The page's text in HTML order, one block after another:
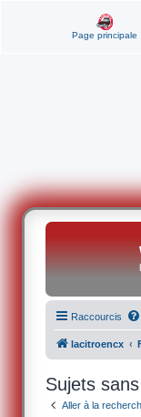
Page principale
Raccourcis
lacitroencx
Sujets
Aller à la